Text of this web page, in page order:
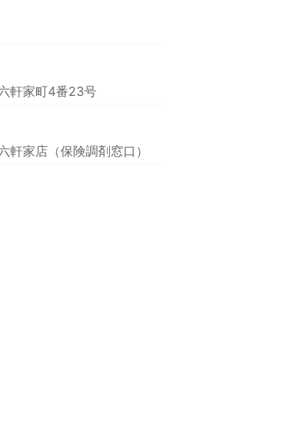
軒家町4番23号
家店（保険調剤窓口）